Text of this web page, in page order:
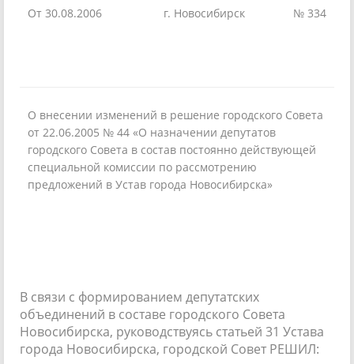
От 30.08.2006 г. Новосибирск № 334
О внесении изменений в решение городского Совета
от 22.06.2005 № 44 «О назначении депутатов
городского Совета в состав постоянно действующей
специальной комиссии по рассмотрению
предложений в Устав города Новосибирска»
В связи с формированием депутатских
объединений в составе городского Совета
Новосибирска, руководствуясь статьей 31 Устава
города Новосибирска, городской Совет РЕШИЛ: